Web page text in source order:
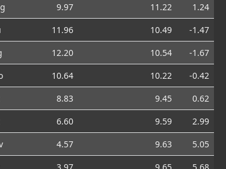
9.97 11.22
1.24
11.96 10.49
-1.47
12.20 10.54
-1.67
10.64 10.22
-0.42
8.83 9.45
0.62
6.60 9.59
2.99
4.57 9.63
5.05